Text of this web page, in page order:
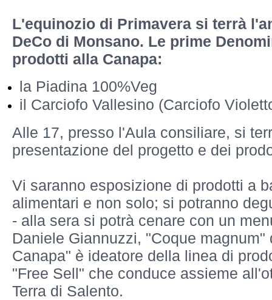
L'equinozio di Primavera si terrà
DeCo di Monsano. Le prime
prodotti alla Canapa:
la Piadina 100%Veg
il Carciofo Vallesino (Carciofo
Alle 17, presso l'Aula consiliare, si
presentazione del progetto e dei
Vi saranno esposizione di prodotti a
alimentari e non solo; si potranno
- alla sera si potrà cenare con un
Daniele Giannuzzi, "Coque magnum"
Canapa" è ideatore della linea di
"Free Sell" che conduce assieme
Terra di Salento.